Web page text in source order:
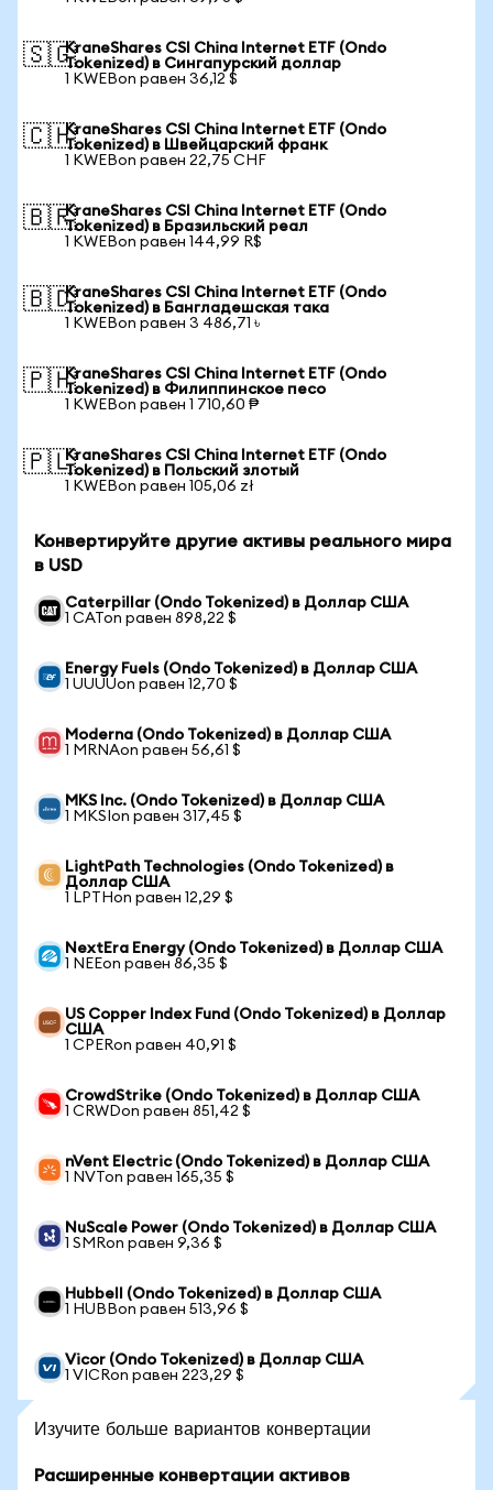
🇸🇬KraneShares CSI China Internet ETF (Ondo
Tokenized) в Сингапурский доллар
1 KWEBon равен 36,12 $
🇨🇭KraneShares CSI China Internet ETF (Ondo
Tokenized) в Швейцарский франк
1 KWEBon равен 22,75 CHF
🇧🇷KraneShares CSI China Internet ETF (Ondo
Tokenized) в Бразильский реал
1 KWEBon равен 144,99 R$
🇧🇩KraneShares CSI China Internet ETF (Ondo
Tokenized) в Бангладешская така
1 KWEBon равен 3 486,71 ৳
🇵🇭KraneShares CSI China Internet ETF (Ondo
Tokenized) в Филиппинское песо
1 KWEBon равен 1 710,60 ₱
🇵🇱KraneShares CSI China Internet ETF (Ondo
Tokenized) в Польский злотый
1 KWEBon равен 105,06 zł
Конвертируйте другие активы реального мира
в USD
Caterpillar (Ondo Tokenized) в Доллар США
1 CATon равен 898,22 $
Energy Fuels (Ondo Tokenized) в Доллар США
1 UUUUon равен 12,70 $
Moderna (Ondo Tokenized) в Доллар США
1 MRNAon равен 56,61 $
MKS Inc. (Ondo Tokenized) в Доллар США
1 MKSIon равен 317,45 $
LightPath Technologies (Ondo Tokenized) в
Доллар США
1 LPTHon равен 12,29 $
NextEra Energy (Ondo Tokenized) в Доллар США
1 NEEon равен 86,35 $
US Copper Index Fund (Ondo Tokenized) в Доллар
США
1 CPERon равен 40,91 $
CrowdStrike (Ondo Tokenized) в Доллар США
1 CRWDon равен 851,42 $
nVent Electric (Ondo Tokenized) в Доллар США
1 NVTon равен 165,35 $
NuScale Power (Ondo Tokenized) в Доллар США
1 SMRon равен 9,36 $
Hubbell (Ondo Tokenized) в Доллар США
1 HUBBon равен 513,96 $
Vicor (Ondo Tokenized) в Доллар США
1 VICRon равен 223,29 $
Изучите больше вариантов конвертации
Расширенные конвертации активов